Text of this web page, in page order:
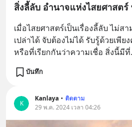
สิ่งลี้ลับ อำนาจแห่งไสยศาสต
เมื่อไสยศาสตร์เป็นเรื่องลี้ลับ ไม่ส
เปล่าได้ จับต้องไม่ได้ รับรู้ด้วยเพี
หรือที่เรียกกันว่าความเชื่อ สิ่งนี้มีที่
บันทึก
K
Kanlaya • ติดตาม
29 พ.ค. 2024 เวลา 04:26